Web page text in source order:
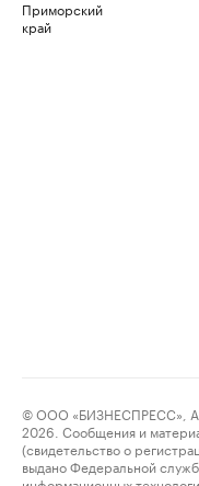
Приморский
край
© ООО «БИЗНЕСПРЕСС»,
2026. Сообщения и
(свидетельство о
выдано Федеральной